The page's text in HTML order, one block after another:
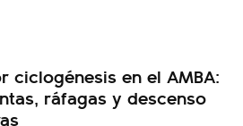
ciclogénesis en el AMBA:
ráfagas y descenso